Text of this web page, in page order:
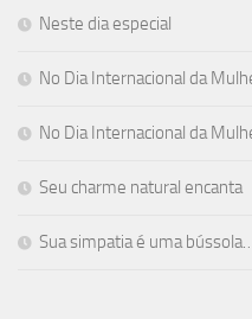
Neste dia especial
No Dia Internacional da
No Dia Internacional da
Seu charme natural encanta
Sua simpatia é uma